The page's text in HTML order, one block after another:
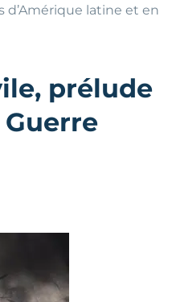
d’Amérique latine et en
prélude